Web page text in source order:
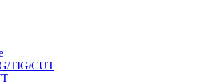
TIG/CUT